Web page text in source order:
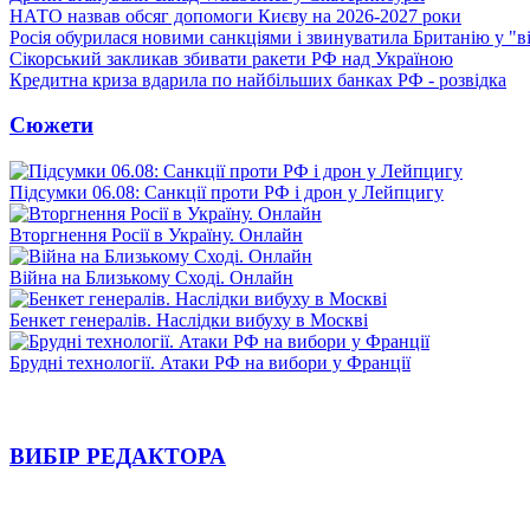
НАТО назвав обсяг допомоги Києву на 2026-2027 роки
Росія обурилася новими санкціями і звинуватила Британію у
Сікорський закликав збивати ракети РФ над Україною
Кредитна криза вдарила по найбільших банках РФ - розвідка
Сюжети
Підсумки 06.08: Санкції проти РФ і дрон у Лейпцигу
Вторгнення Росії в Україну. Онлайн
Війна на Близькому Сході. Онлайн
Бенкет генералів. Наслідки вибуху в Москві
Брудні технології. Атаки РФ на вибори у Франції
ВИБІР РЕДАКТОРА